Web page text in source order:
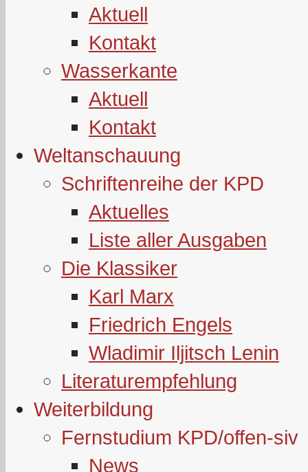
Aktuell
Kontakt
Wasserkante
Aktuell
Kontakt
Weltanschauung
Schriftenreihe der KPD
Aktuelles
Liste aller Ausgaben
Die Klassiker
Karl Marx
Friedrich Engels
Wladimir Iljitsch Lenin
Literaturempfehlung
Weiterbildung
Fernstudium KPD/offen-siv
News